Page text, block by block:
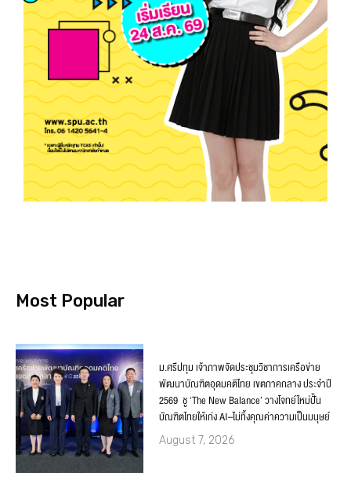
Most Popular
ม.ศรีปทุม เจ้าภาพจัดประชุมวิชาการเครือข่าย
พัฒนาบัณฑิตอุดมคติไทย เขตภาคกลาง ประจำปี
2569 ชู ‘The New Balance’ วางโจทย์ใหม่ปั้น
บัณฑิตไทยให้เก่ง AI–ไม่ทิ้งคุณค่าความเป็นมนุษย์
August 7, 2026